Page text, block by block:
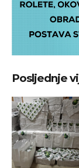
Posljednje